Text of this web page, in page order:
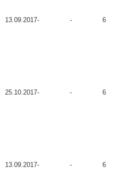
13.09.2017- - 6
25.10.2017- - 6
13.09.2017- - 6